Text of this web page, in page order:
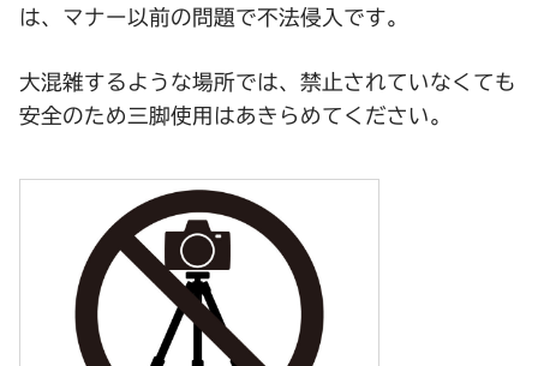
は、マナー以前の問題で不法侵入です。
大混雑するような場所では、禁止されていなくても
安全のため三脚使用はあきらめてください。